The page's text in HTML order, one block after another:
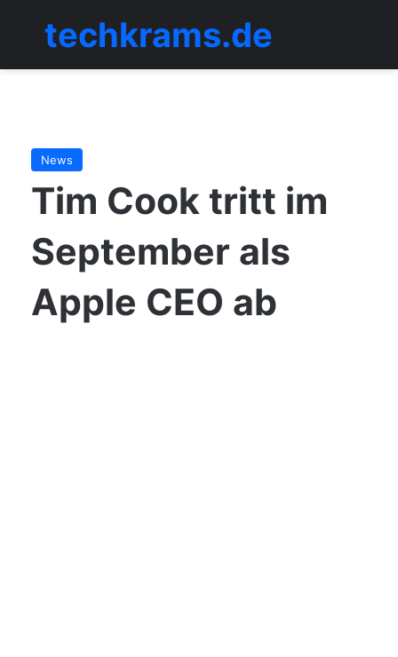
Menü
techkrams.de
News
Tim Cook tritt im
September als
Apple CEO ab